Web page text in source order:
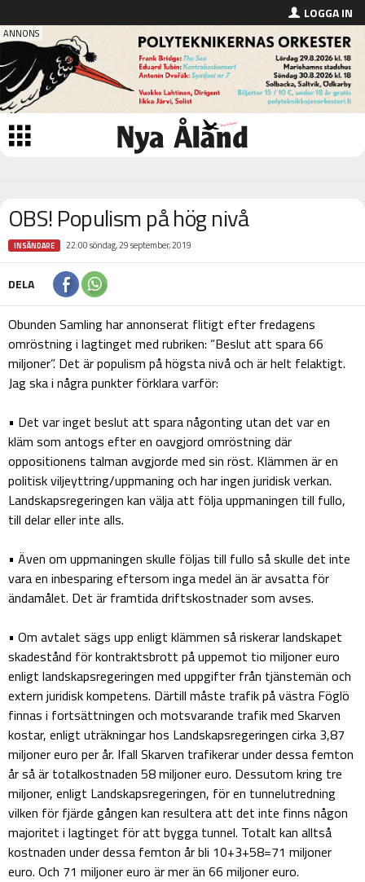
LOGGA IN
OBS! Populism på hög nivå
INSÄNDARE 22:00 söndag, 29 september, 2019
DELA
Obunden Samling har annonserat flitigt efter fredagens
omröstning i lagtinget med rubriken: ”Beslut att spara 66
miljoner”. Det är populism på högsta nivå och är helt felaktigt.
Jag ska i några punkter förklara varför:
• Det var inget beslut att spara någonting utan det var en
kläm som antogs efter en oavgjord omröstning där
oppositionens talman avgjorde med sin röst. Klämmen är en
politisk viljeyttring/uppmaning och har ingen juridisk verkan.
Landskapsregeringen kan välja att följa uppmaningen till fullo,
till delar eller inte alls.
• Även om uppmaningen skulle följas till fullo så skulle det inte
vara en inbesparing eftersom inga medel än är avsatta för
ändamålet. Det är framtida driftskostnader som avses.
• Om avtalet sägs upp enligt klämmen så riskerar landskapet
skadestånd för kontraktsbrott på uppemot tio miljoner euro
enligt landskapsregeringen med uppgifter från tjänstemän och
extern juridisk kompetens. Därtill måste trafik på västra Föglö
finnas i fortsättningen och motsvarande trafik med Skarven
kostar, enligt uträkningar hos Landskapsregeringen cirka 3,87
miljoner euro per år. Ifall Skarven trafikerar under dessa femton
år så är totalkostnaden 58 miljoner euro. Dessutom kring tre
miljoner, enligt Landskapsregeringen, för en tunnelutredning
vilken för fjärde gången kan resultera att det inte finns någon
majoritet i lagtinget för att bygga tunnel. Totalt kan alltså
kostnaden under dessa femton år bli 10+3+58=71 miljoner
euro. Och 71 miljoner euro är mer än 66 miljoner euro.